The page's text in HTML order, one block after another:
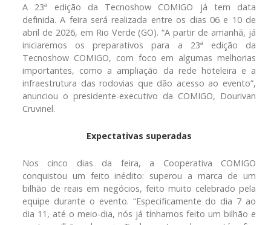
A 23ª edição da Tecnoshow COMIGO já tem data
definida. A feira será realizada entre os dias 06 e 10 de
abril de 2026, em Rio Verde (GO). “A partir de amanhã, já
iniciaremos os preparativos para a 23ª edição da
Tecnoshow COMIGO, com foco em algumas melhorias
importantes, como a ampliação da rede hoteleira e a
infraestrutura das rodovias que dão acesso ao evento”,
anunciou o presidente-executivo da COMIGO, Dourivan
Cruvinel.
Expectativas superadas
Nos cinco dias da feira, a Cooperativa COMIGO
conquistou um feito inédito: superou a marca de um
bilhão de reais em negócios, feito muito celebrado pela
equipe durante o evento. “Especificamente do dia 7 ao
dia 11, até o meio-dia, nós já tínhamos feito um bilhão e